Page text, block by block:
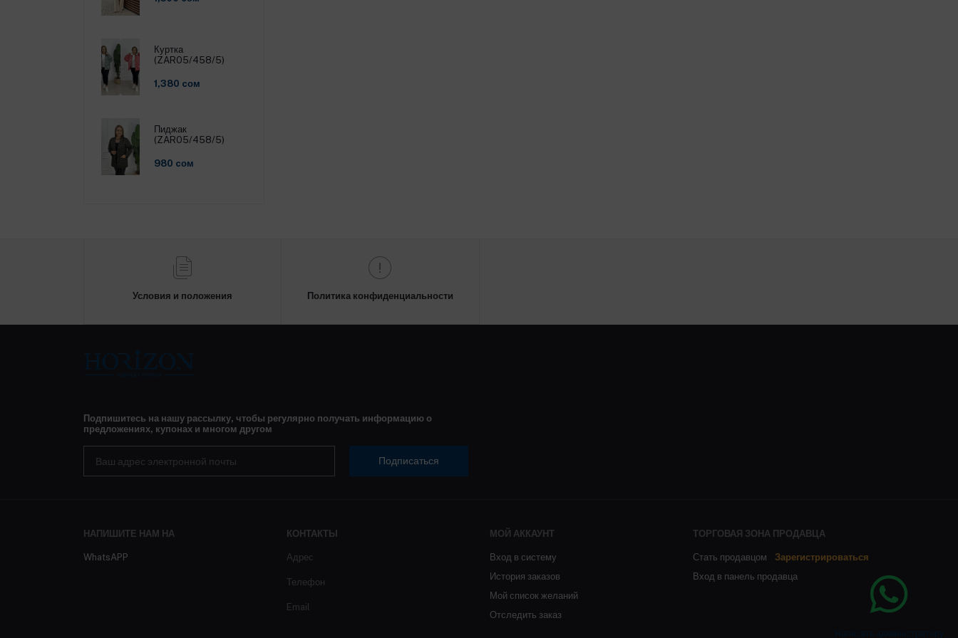
Куртка
(ZAR05/458/5)
1,380 cом
Пиджак
(ZAR05/458/5)
980 cом
Условия и положения Политика конфиденциальности
Подпишитесь на нашу рассылку, чтобы регулярно получать информацию о
предложениях, купонах и многом другом
Подписаться
НАПИШИТЕ НАМ НА
WhatsAPP
КОНТАКТЫ
Адрес
Телефон
Email
МОЙ АККАУНТ
Вход в систему
История заказов
Мой список желаний
Отследить заказ
ТОРГОВАЯ ЗОНА ПРОДАВЦА
Стать продавцом
Зарегистрироваться
Вход в панель продавца